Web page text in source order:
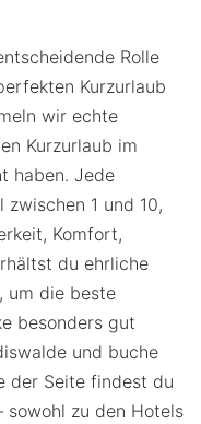
Rolle
Kurzurlaub
wir echte
Kurzurlaub im
haben. Jede
1 und 10,
Komfort,
du ehrliche
um die beste
besonders gut
und buche
der Seite findest du
sowohl zu den Hotels